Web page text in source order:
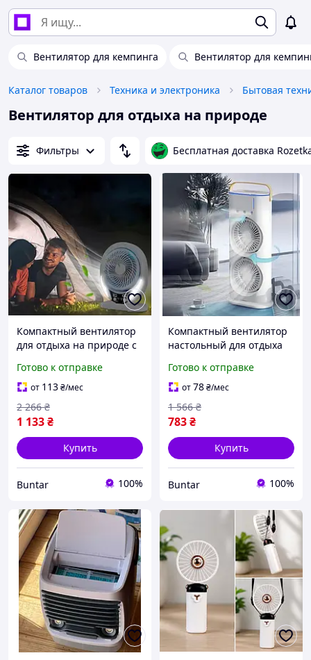
Вентилятор для кемпинга Вентилятор для
Каталог товаров Техника и электроника Бытовая
Вентилятор для отдыха на природе
Фильтры Бесплатная доставка
Компактный вентилятор
для отдыха на природе с
Готово к отправке
от 113₴/мес
1 133₴
2 266 ₴
Купить
Buntar 100%
Компактный вентилятор
настольный для отдыха
LED подсветкой
Готово к отправке
от78₴/мес
783₴
1 566 ₴
Купить
Buntar 100%